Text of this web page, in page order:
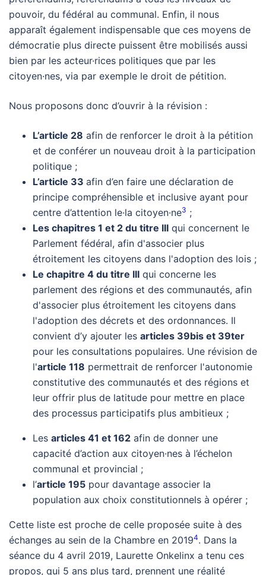
pouvoir, du fédéral au communal. Enfin, il nous
apparaît également indispensable que ces moyens de
démocratie plus directe puissent être mobilisés aussi
bien par les acteur·rices politiques que par les
citoyen·nes, via par exemple le droit de pétition.
Nous proposons donc d’ouvrir à la révision :
L’article 28 afin de renforcer le droit à la pétition
et de conférer un nouveau droit à la participation
politique ;
L’article 33 afin d’en faire une déclaration de
principe compréhensible et inclusive ayant pour
centre d’attention le·la citoyen·ne3 ;
Les chapitres 1 et 2 du titre III qui concernent le
Parlement fédéral, afin d'associer plus
étroitement les citoyens dans l'adoption des lois ;
Le chapitre 4 du titre III qui concerne les
parlement des régions et des communautés, afin
d'associer plus étroitement les citoyens dans
l'adoption des décrets et des ordonnances. Il
convient d’y ajouter les articles 39bis et 39ter
pour les consultations populaires. Une révision de
l'article 118 permettrait de renforcer l'autonomie
constitutive des communautés et des régions et
leur offrir plus de latitude pour mettre en place
des processus participatifs plus ambitieux ;
Les articles 41 et 162 afin de donner une
capacité d’action aux citoyen·nes à l’échelon
communal et provincial ;
l’article 195 pour davantage associer la
population aux choix constitutionnels à opérer ;
Cette liste est proche de celle proposée suite à des
échanges au sein de la Chambre en 20194. Dans la
séance du 4 avril 2019, Laurette Onkelinx a tenu ces
propos, qui 5 ans plus tard, prennent une réalité